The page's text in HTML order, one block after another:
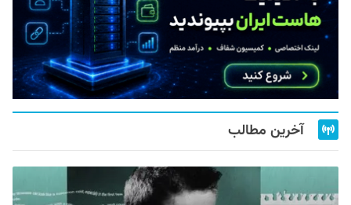
آخرین مطالب